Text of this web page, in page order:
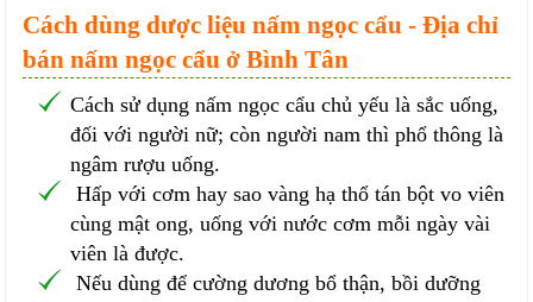
Cách dùng dược liệu nấm ngọc cẩu - Địa chỉ
bán nấm ngọc cẩu ở Bình Tân
Cách sử dụng nấm ngọc cẩu chủ yếu là sắc uống,
đối với người nữ; còn người nam thì phổ thông là
ngâm rượu uống.
Hấp với cơm hay sao vàng hạ thổ tán bột vo viên
cùng mật ong, uống với nước cơm mỗi ngày vài
viên là được.
Nếu dùng để cường dương bổ thận, bồi dưỡng